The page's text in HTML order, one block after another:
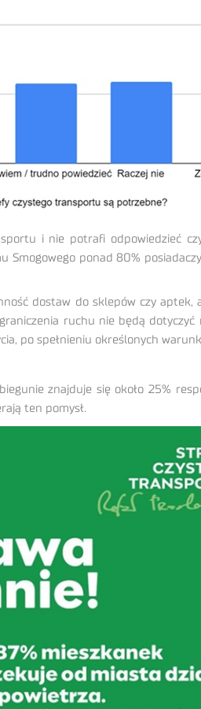
i nie potrafi odpowiedzieć
ponad 80%
dostaw do sklepów czy
ruchu nie będą
po spełnieniu określonych
znajduje się około 25%
ten pomysł.